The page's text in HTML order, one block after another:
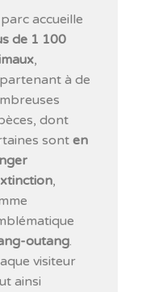
accueille
de 1 100
,
à de
dont
sonten
,
outang.
visiteur
ainsi